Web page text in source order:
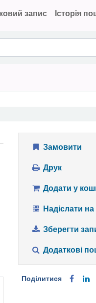
запис Історія
Замовити
Друк
Додати у
Надіслати
Зберегти
Додаткові
Поділитися